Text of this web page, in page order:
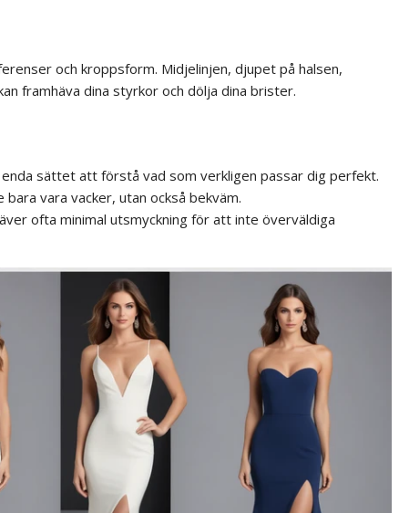
och kroppsform. Midjelinjen, djupet på halsen,
framhäva dina styrkor och dölja dina brister.
sättet att förstå vad som verkligen passar dig perfekt.
bara vara vacker, utan också bekväm.
ofta minimal utsmyckning för att inte överväldiga